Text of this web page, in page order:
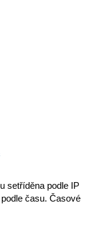
setříděna podle IP
času. Časové